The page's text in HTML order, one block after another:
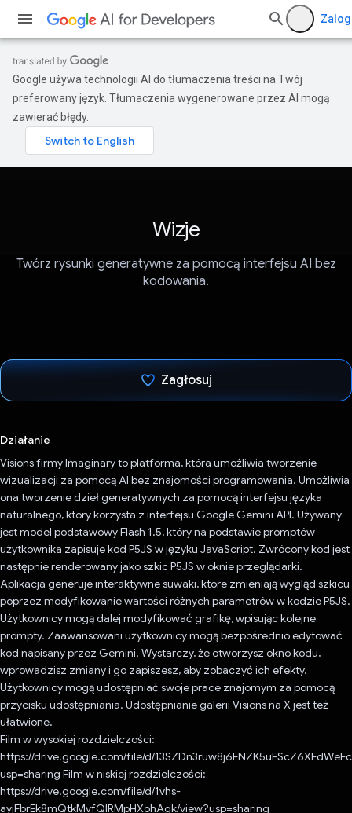
Google używa technologii AI do tłumaczenia treści na Twój
preferowany język. Tłumaczenia wygenerowane przez AI mogą
zawierać błędy.
Wizje
Twórz rysunki generatywne za pomocą interfejsu AI bez
kodowania.
Zagłosuj
Działanie
Visions firmy Imaginary to platforma, która umożliwia tworzenie
wizualizacji za pomocą AI bez znajomości programowania. Umożliwia
ona tworzenie dzieł generatywnych za pomocą interfejsu języka
naturalnego, który korzysta z interfejsu Google Gemini API. Używany
jest model podstawowy Flash 1.5, który na podstawie promptów
użytkownika zapisuje kod P5JS w języku JavaScript. Zwrócony kod jest
następnie renderowany jako szkic P5JS w oknie przeglądarki.
Aplikacja generuje interaktywne suwaki, które zmieniają wygląd szkicu
poprzez modyfikowanie wartości różnych parametrów w kodzie P5JS.
Użytkownicy mogą dalej modyfikować grafikę, wpisując kolejne
prompty. Zaawansowani użytkownicy mogą bezpośrednio edytować
kod napisany przez Gemini. Wystarczy, że otworzysz okno kodu,
wprowadzisz zmiany i go zapiszesz, aby zobaczyć ich efekty.
Użytkownicy mogą udostępniać swoje prace znajomym za pomocą
przycisku udostępniania. Udostępnianie galerii Visions na X jest też
ułatwione.
Film w wysokiej rozdzielczości:
https://drive.google.com/file/d/
usp=sharing Film w niskiej rozdzielczości:
https://drive.google.com/file/d/1vhs-
ayjFbrEk8mQtkMvfQIRMpHXohAgk/view?usp=sharing